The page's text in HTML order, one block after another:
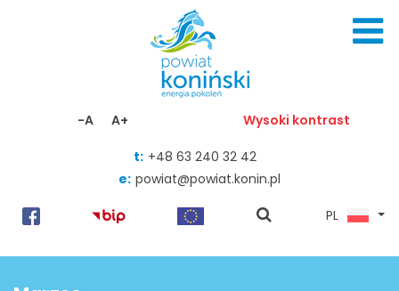
-A A+ Wysoki kontrast
t: +48 63 240 32 42
e: powiat@powiat.konin.pl
pokaż
PL